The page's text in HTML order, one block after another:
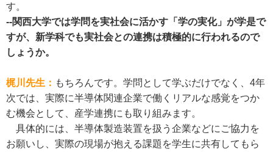
す。
--関西大学では学問を実社会に活かす「学の実化」が学是で
すが、新学科でも実社会との連携は積極的に行われるので
しょうか。
梶川先生： もちろんです。学問として学ぶだけでなく、4年
次では、実際に半導体関連企業で働くリアルな感覚をつか
む機会として、産学連携にも取り組みます。
具体的には、半導体製造装置を扱う企業などにご協力を
お願いし、実際の現場が抱える課題を学生に共有してもら